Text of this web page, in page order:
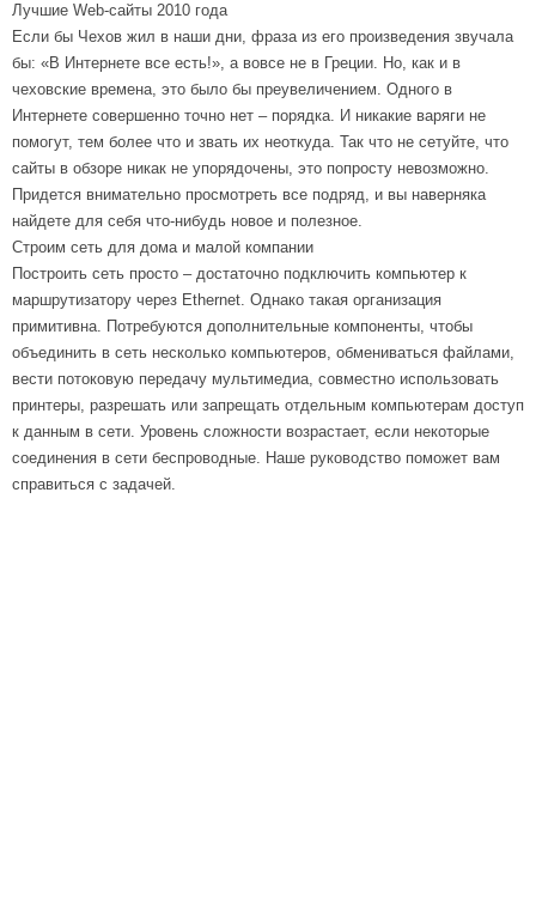
Лучшие Web-сайты 2010 года
Если бы Чехов жил в наши дни, фраза из его произведения звучала
бы: «В Интернете все есть!», а вовсе не в Греции. Но, как и в
чеховские времена, это было бы преувеличением. Одного в
Интернете совершенно точно нет – порядка. И никакие варяги не
помогут, тем более что и звать их неоткуда. Так что не сетуйте, что
сайты в обзоре никак не упорядочены, это попросту невозможно.
Придется внимательно просмотреть все подряд, и вы наверняка
найдете для себя что-нибудь новое и полезное.
Строим сеть для дома и малой компании
Построить сеть просто – достаточно подключить компьютер к
маршрутизатору через Ethernet. Однако такая организация
примитивна. Потребуются дополнительные компоненты, чтобы
объединить в сеть несколько компьютеров, обмениваться файлами,
вести потоковую передачу мультимедиа, совместно использовать
принтеры, разрешать или запрещать отдельным компьютерам доступ
к данным в сети. Уровень сложности возрастает, если некоторые
соединения в сети беспроводные. Наше руководство поможет вам
справиться с задачей.